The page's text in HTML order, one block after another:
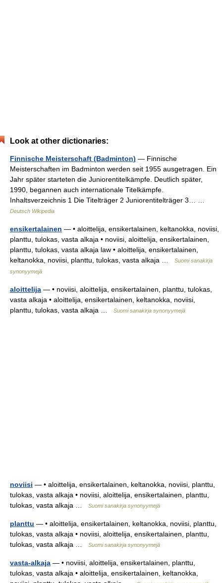
Look at other dictionaries:
Finnische Meisterschaft (Badminton) — Finnische
Meisterschaften im Badminton werden seit 1955 ausgetragen. Ein
Jahr später starteten die Juniorentitelkämpfe. Deutlich später,
1990, begannen auch internationale Titelkämpfe.
Inhaltsverzeichnis 1 Die Titelträger 2 Juniorentitelträger 3… …
Deutsch Wikipedia
ensikertalainen — • aloittelija, ensikertalainen, keltanokka, noviisi,
planttu, tulokas, vasta alkaja • noviisi, aloittelija, ensikertalainen,
planttu, tulokas, vasta alkaja law • aloittelija, ensikertalainen,
keltanokka, noviisi, planttu, tulokas, vasta alkaja …
Suomi sanakirja
synonyymejä
aloittelija — • noviisi, aloittelija, ensikertalainen, planttu, tulokas,
vasta alkaja • aloittelija, ensikertalainen, keltanokka, noviisi,
planttu, tulokas, vasta alkaja …
Suomi sanakirja synonyymejä
noviisi — • aloittelija, ensikertalainen, keltanokka, noviisi, planttu,
tulokas, vasta alkaja • noviisi, aloittelija, ensikertalainen, planttu,
tulokas, vasta alkaja …
Suomi sanakirja synonyymejä
planttu — • aloittelija, ensikertalainen, keltanokka, noviisi, planttu,
tulokas, vasta alkaja • noviisi, aloittelija, ensikertalainen, planttu,
tulokas, vasta alkaja …
Suomi sanakirja synonyymejä
vasta-alkaja — • noviisi, aloittelija, ensikertalainen, planttu,
tulokas, vasta alkaja • aloittelija, ensikertalainen, keltanokka,